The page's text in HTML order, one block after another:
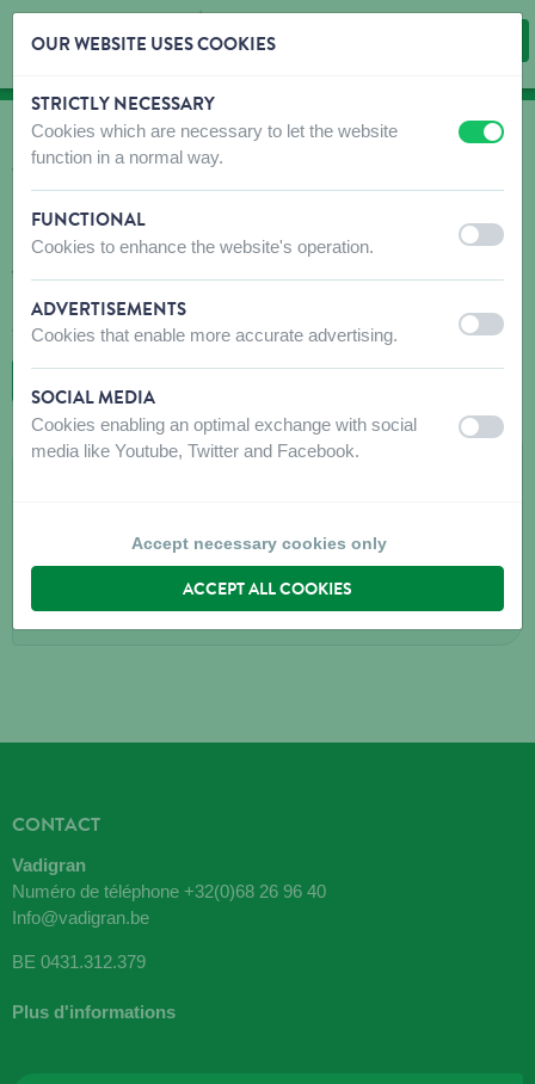
Skip content
Skip language choice
OÙ ACHETER?
Trouvez rapidement et facilement des débouchés
N'hésitez pas à contacter le(s) magasin(s) recommandé(s) avant
votre visite pour vous assurer que les produits que vous
recherchez sont disponibles. Si ce n'est pas le cas, n'hésitez pas
à leur demander de commander le produit souhaité.
KORTRIJK
CONTACT
Vadigran
Numéro de téléphone +32(0)68 26 96 40
Info@vadigran.be
BE 0431.312.379
Plus d'informations
OUR WEBSITE USES COOKIES
STRICTLY NECESSARY
Cookies which are necessary to let the website
function in a normal way.
off on
FUNCTIONAL
Cookies to enhance the website's operation. off on
ADVERTISEMENTS
Cookies that enable more accurate advertising. off on
SOCIAL MEDIA
Cookies enabling an optimal exchange with social
media like Youtube, Twitter and Facebook.
off on
Accept necessary cookies only
ACCEPT ALL COOKIES